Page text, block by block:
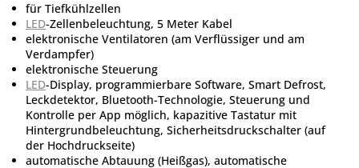
für Tiefkühlzellen
LED-Zellenbeleuchtung, 5 Meter Kabel
elektronische Ventilatoren (am Verflüssiger und am
Verdampfer)
elektronische Steuerung
LED-Display, programmierbare Software, Smart Defrost,
Leckdetektor, Bluetooth-Technologie, Steuerung und
Kontrolle per App möglich, kapazitive Tastatur mit
Hintergrundbeleuchtung, Sicherheitsdruckschalter (auf
der Hochdruckseite)
automatische Abtauung (Heißgas), automatische